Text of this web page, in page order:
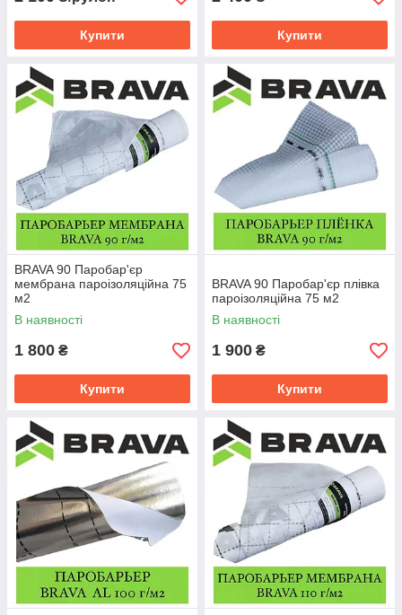
Купити Купити
BRAVA 90 Паробар'єр
мембрана пароізоляційна 75
м2
В наявності
1 800 ₴
Купити
BRAVA 90 Паробар'єр плівка
пароізоляційна 75 м2
В наявності
1 900 ₴
Купити